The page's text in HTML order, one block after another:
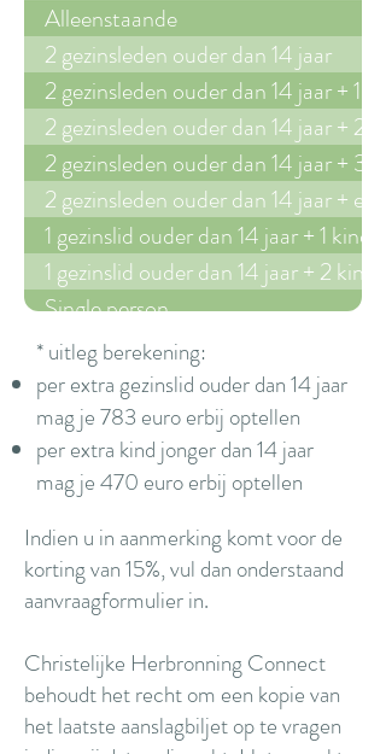
Alleenstaande
2 gezinsleden ouder dan 14 jaar
2 gezinsleden ouder dan 14 jaar + 1
2 gezinsleden ouder dan 14 jaar + 2
2 gezinsleden ouder dan 14 jaar + 3
2 gezinsleden ouder dan 14 jaar +
1 gezinslid ouder dan 14 jaar + 1 kind
1 gezinslid ouder dan 14 jaar + 2
Single person
2 family members older than 14
2 family members older than 14
2 family members older than 14
* uitleg berekening:
per extra gezinslid ouder dan 14 jaar
mag je 783 euro erbij optellen
per extra kind jonger dan 14 jaar
mag je 470 euro erbij optellen
Indien u in aanmerking komt voor de
korting van 15%, vul dan onderstaand
aanvraagformulier in.
Christelijke Herbronning Connect
behoudt het recht om een kopie van
het laatste aanslagbiljet op te vragen